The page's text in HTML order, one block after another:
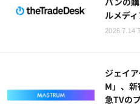
ルメデ
2026.7.14
ジェイ
M」、
急TVの